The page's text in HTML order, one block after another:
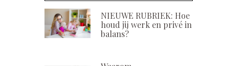
NIEUWE RUBRIEK: Hoe
houd jij werk en privé in
balans?